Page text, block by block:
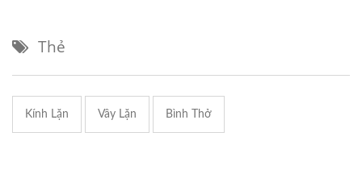
Thẻ
Kính Lặn Vây Lặn Bình Thở